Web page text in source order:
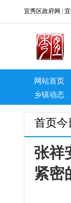
宜秀区政府网
网站首页
乡镇动态
首页今
张祥
紧密